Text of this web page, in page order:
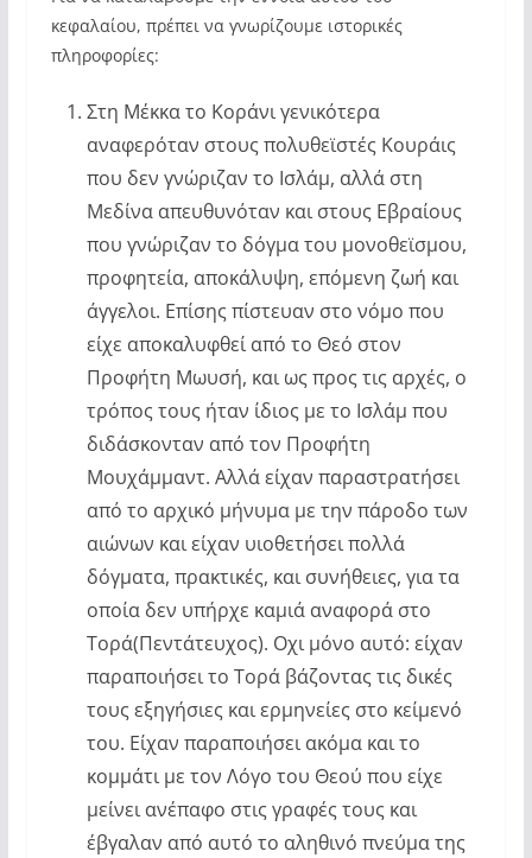
κεφαλαίου, πρέπει να γνωρίζουμε ιστορικές
πληροφορίες:
Στη Μέκκα το Κοράνι γενικότερα
αναφερόταν στους πολυθεϊστές Κουράις
που δεν γνώριζαν το Ισλάμ, αλλά στη
Μεδίνα απευθυνόταν και στους Εβραίους
που γνώριζαν το δόγμα του μονοθεϊσμου,
προφητεία, αποκάλυψη, επόμενη ζωή και
άγγελοι. Επίσης πίστευαν στο νόμο που
είχε αποκαλυφθεί από το Θεό στον
Προφήτη Μωυσή, και ως προς τις αρχές, ο
τρόπος τους ήταν ίδιος με το Ισλάμ που
διδάσκονταν από τον Προφήτη
Μουχάμμαντ. Αλλά είχαν παραστρατήσει
από το αρχικό μήνυμα με την πάροδο των
αιώνων και είχαν υιοθετήσει πολλά
δόγματα, πρακτικές, και συνήθειες, για τα
οποία δεν υπήρχε καμιά αναφορά στο
Τορά(Πεντάτευχος). Οχι μόνο αυτό: είχαν
παραποιήσει το Τορά βάζοντας τις δικές
τους εξηγήσιες και ερμηνείες στο κείμενό
του. Είχαν παραποιήσει ακόμα και το
κομμάτι με τον Λόγο του Θεού που είχε
μείνει ανέπαφο στις γραφές τους και
έβγαλαν από αυτό το αληθινό πνεύμα της